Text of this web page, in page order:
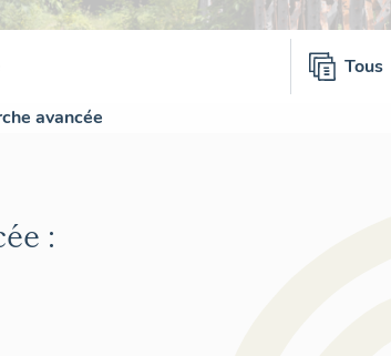
Tous
avancée
: